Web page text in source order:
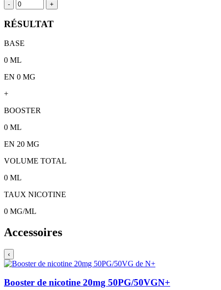
- +
RÉSULTAT
BASE
0 ML
EN 0 MG
+
BOOSTER
0 ML
EN 20 MG
VOLUME TOTAL
0 ML
TAUX NICOTINE
0 MG/ML
Accessoires
‹
Booster de nicotine 20mg 50PG/50VGN+